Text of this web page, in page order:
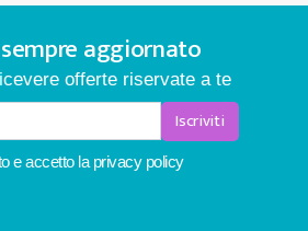
aggiornato
offerte riservate a te
Iscriviti
e accetto laprivacy policy